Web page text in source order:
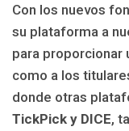
Con los nuevos
su plataforma a
para proporcionar
como a los
donde otras
TickPick y DICE,